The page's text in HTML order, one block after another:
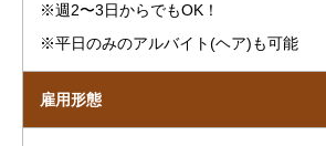
※週2〜3日からでもOK！
※平日のみのアルバイト(ヘア)も可能
雇用形態